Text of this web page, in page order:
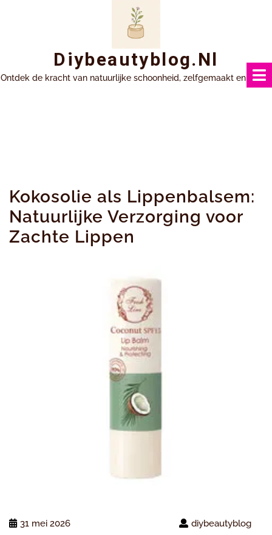
Diybeautyblog.nl
Ontdek de kracht van natuurlijke schoonheid, zelfgemaakt en uniek.
Kokosolie als Lippenbalsem:
Natuurlijke Verzorging voor
Zachte Lippen
31 mei 2026 diybeautyblog